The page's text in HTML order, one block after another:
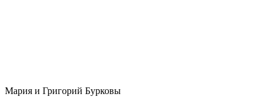
Мария и Григорий Бурковы